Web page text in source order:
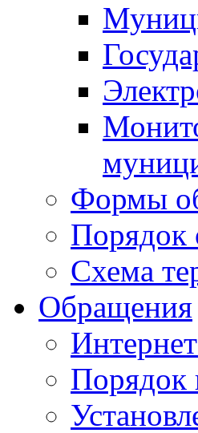
Формы
Порядок
Схема
Обращения
Порядок